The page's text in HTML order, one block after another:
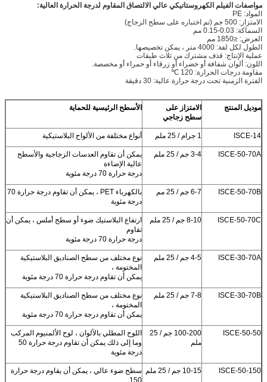
مواصفات الفيلم الكهروستاتيكي عالي الالتصاق المقاوم لدرجة الحرارة العالية:
المواد: PE
الامتزاز: 500 جم (تم اختباره على سطح الزجاج)
السماكة: 0.03-0.15 مم
العرض: ≤1850 مم
الطول لكل لفة: 4000 متر ، يمكن تخصيصها.
عملية الإنتاج: قذف مشترك من ثلاث طبقات
اللون: ألوان شفافة أو خضراء أو زرقاء أو حمراء أو مخصصة.
مقاومة درجات الحرارة: 120 ℃
الفترة الزمنية تحت درجة حرارة عالية: 30 دقيقة
موديل المنتج
الامتزاز على
سطح زجاجي
الأسطح الرئيسية للحماية
ISCE-14 1 جرام / 25 ملم أنواع مختلفة من الألواح البلاستيكية
ISCE-50-70A 3-4 جم / 25 ملم
يمكن أن تقاوم العدسات الزجاجية والأسطح
عالية الإضاءة
درجة حرارة 70 درجة مئوية
ISCE-50-70B 6-7 جم / 25 مم
بالكهرباء PET ، يمكن أن تقاوم درجة حرارة 70
درجة مئوية
ISCE-50-70C 8-10 جم / 25 ملم
ارتفاع البلاستيك ضوء أو سطح أملس ، يمكن أن
تقاوم
درجة حرارة 70 درجة مئوية
ISCE-30-70A 4-5 جم / 25 ملم
نوع مختلف من سطح الصناديق البلاستيكية
المختومة ،
يمكن أن تقاوم درجة حرارة 70 درجة مئوية
ISCE-30-70B 7-8 جم / 25 ملم
نوع مختلف من سطح الصناديق البلاستيكية
المختومة ،
يمكن أن تقاوم درجة حرارة 70 درجة مئوية
ISCE-50-50
100-200 جم / 25
ملم
اللوح المطلي بالألوان ، لوح الألمنيوم المركب
وما إلى ذلك يمكن أن تقاوم درجة حرارة 50
درجة مئوية
ISCE-50-150 10-15 جم / 25 ملم
سطح ضوء عالي ، يمكن أن يقاوم درجة حرارة
150